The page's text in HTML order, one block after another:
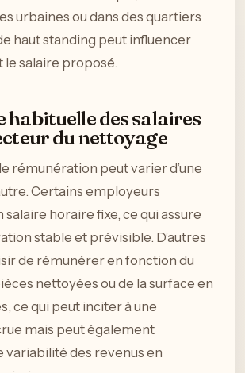
urbaines ou dans des quartiers
haut standing peut influencer
salaire proposé.
habituelle des salaires
du nettoyage
rémunération peut varier d’une
Certains employeurs
horaire fixe, ce qui assure
stable et prévisible. D’autres
de rémunérer en fonction du
nettoyées ou de la surface en
ce qui peut inciter à une
mais peut également
variabilité des revenus en